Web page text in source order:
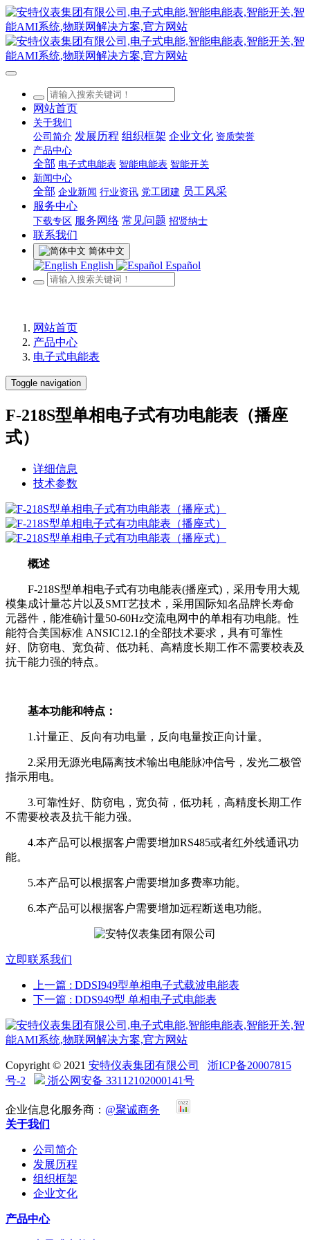
网站首页
关于我们
公司简介 发展历程 组织框架 企业文化 资质荣誉
产品中心
全部 电子式电能表 智能电能表 智能开关
新闻中心
全部 企业新闻 行业资讯 党工团建 员工风采
服务中心
下载专区 服务网络 常见问题 招贤纳士
联系我们
简体中文
English Español
网站首页
产品中心
电子式电能表
Toggle navigation
F-218S型单相电子式有功电能表（播座
式）
详细信息
技术参数
概述
F-218S型单相电子式有功电能表(播座式)，采用专用大规
模集成计量芯片以及SMT艺技术，采用国际知名品牌长寿命
元器件，能准确计量50-60Hz交流电网中的单相有功电能。性
能符合美国标准 ANSIC12.1的全部技术要求，具有可靠性
好、防窃电、宽负荷、低功耗、高精度长期工作不需要校表及
抗干能力强的特点。
基本功能和特点：
1.计量正、反向有功电量，反向电量按正向计量。
2.采用无源光电隔离技术输出电能脉冲信号，发光二极管
指示用电。
3.可靠性好、防窃电，宽负荷，低功耗，高精度长期工作
不需要校表及抗干能力强。
4.本产品可以根据客户需要增加RS485或者红外线通讯功
能。
5.本产品可以根据客户需要增加多费率功能。
6.本产品可以根据客户需要增加远程断送电功能。
立即联系我们
上一篇 : DDSI949型单相电子式载波电能表
下一篇 : DDS949型 单相电子式电能表
Copyright © 2021 安特仪表集团有限公司
浙ICP备20007815
号-2
浙公网安备 33112102000141号
企业信息化服务商： @聚诚商务
关于我们
公司简介
发展历程
组织框架
企业文化
产品中心